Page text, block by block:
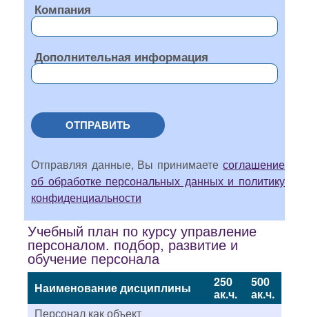
Компания
Дополнительная информация
ОТПРАВИТЬ
Отправляя данные, Вы принимаете соглашение
об обработке персональных данных и политику
конфиденциальности
Учебный план по курсу управление
персоналом. подбор, развитие и
обучение персонала
Наименование дисциплины 250
ак.ч.
500
ак.ч.
Персонал как объект